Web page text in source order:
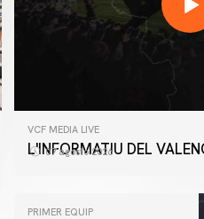
VCF MEDIA LIVE
L'INFORMATIU DEL
07 agosto 2026
PRIMER EQUIP